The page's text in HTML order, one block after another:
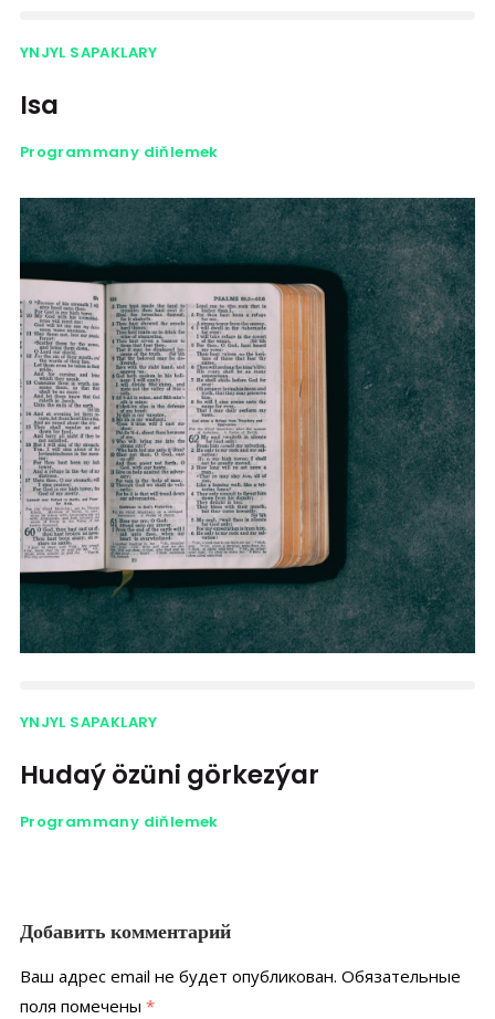
YNJYL SAPAKLARY
Isa
Programmany diňlemek
YNJYL SAPAKLARY
Hudaý özüni görkezýar
Programmany diňlemek
Добавить комментарий
Ваш адрес email не будет опубликован. Обязательные
поля помечены *